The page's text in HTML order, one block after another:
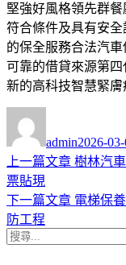
堅強好風格領先群餐
符合條件及具有安
的保全服務合法汽
可靠的借貸來源第
新的高科技智慧緊膚
者
admin佈
日
2026-
文
章
導
覽
上一篇文章 上
篇
樹林汽
票貼現
下一篇文章 下
電梯保
防工程
搜